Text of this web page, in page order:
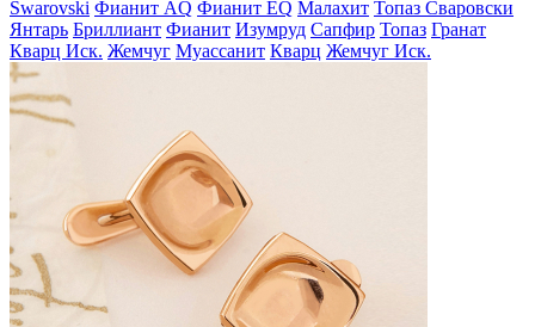
Swarovski Фианит AQ Фианит EQ Малахит Топаз Сваровски
Янтарь Бриллиант Фианит Изумруд Сапфир Топаз Гранат
Кварц Иск. Жемчуг Муассанит Кварц Жемчуг Иск.